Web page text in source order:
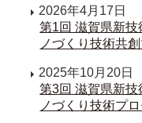
2026年4月17日
第1回 滋賀県新
ノづくり技術共
2025年10月20日
第3回 滋賀県新
ノづくり技術プ